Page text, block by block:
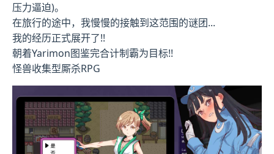
压力逼迫)。
在旅行的途中，我慢慢的接触到这范围的谜团...
我的经历正式展开了!!
朝着Yarimon图鉴完合计制霸为目标!!
怪兽收集型厮杀RPG